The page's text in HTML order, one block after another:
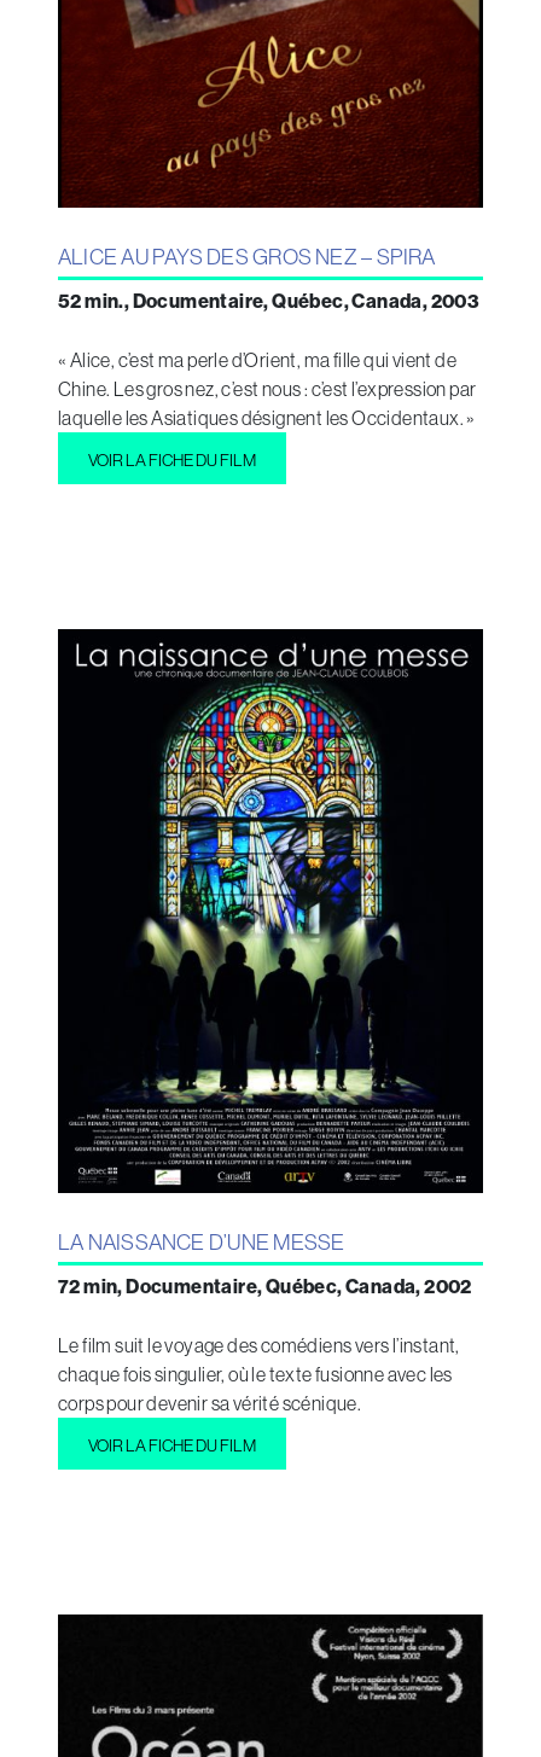
ALICE AU PAYS DES GROS NEZ – SPIRA
52 min., Documentaire, Québec, Canada, 2003
« Alice, c’est ma perle d’Orient, ma fille qui vient de
Chine. Les gros nez, c’est nous : c’est l’expression par
laquelle les Asiatiques désignent les Occidentaux. »
VOIR LA FICHE DU FILM
LA NAISSANCE D’UNE MESSE
72 min, Documentaire, Québec, Canada, 2002
Le film suit le voyage des comédiens vers l’instant,
chaque fois singulier, où le texte fusionne avec les
corps pour devenir sa vérité scénique.
VOIR LA FICHE DU FILM